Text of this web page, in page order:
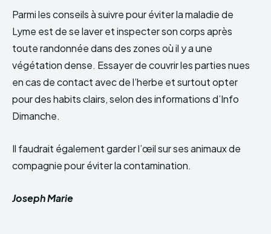
Parmi les conseils à suivre pour éviter la maladie de
Lyme est de se laver et inspecter son corps après
toute randonnée dans des zones où il y a une
végétation dense. Essayer de couvrir les parties nues
en cas de contact avec de l’herbe et surtout opter
pour des habits clairs, selon des informations d’Info
Dimanche.
Il faudrait également garder l’œil sur ses animaux de
compagnie pour éviter la contamination.
Joseph Marie